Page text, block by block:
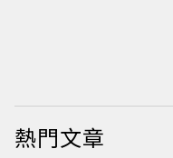
熱門文章